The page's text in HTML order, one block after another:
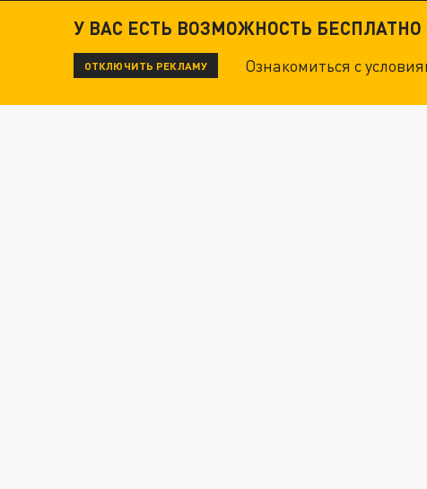
У ВАС ЕСТЬ ВОЗМОЖНОСТЬ
ОТКЛЮЧИТЬ РЕКЛАМУ Ознакомиться с